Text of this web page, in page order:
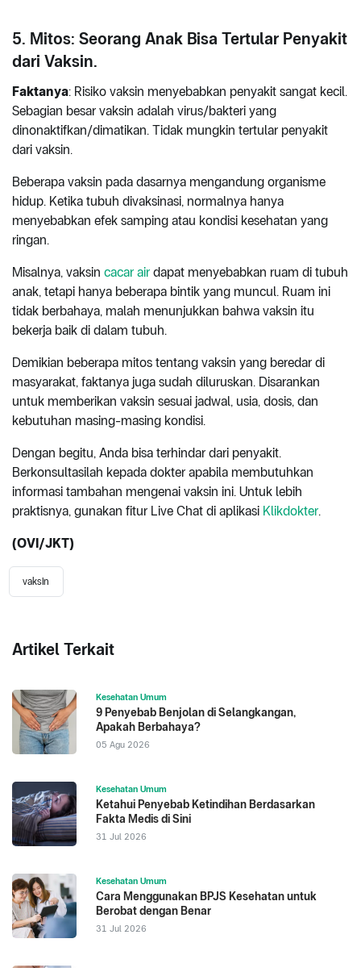
5. Mitos: Seorang Anak Bisa Tertular Penyakit
dari Vaksin.
Faktanya: Risiko vaksin menyebabkan penyakit sangat kecil.
Sebagian besar vaksin adalah virus/bakteri yang
dinonaktifkan/dimatikan. Tidak mungkin tertular penyakit
dari vaksin.
Beberapa vaksin pada dasarnya mengandung organisme
hidup. Ketika tubuh divaksinasi, normalnya hanya
menyebabkan efek samping atau kondisi kesehatan yang
ringan.
Misalnya, vaksin cacar air dapat menyebabkan ruam di tubuh
anak, tetapi hanya beberapa bintik yang muncul. Ruam ini
tidak berbahaya, malah menunjukkan bahwa vaksin itu
bekerja baik di dalam tubuh.
Demikian beberapa mitos tentang vaksin yang beredar di
masyarakat, faktanya juga sudah diluruskan. Disarankan
untuk memberikan vaksin sesuai jadwal, usia, dosis, dan
kebutuhan masing-masing kondisi.
Dengan begitu, Anda bisa terhindar dari penyakit.
Berkonsultasilah kepada dokter apabila membutuhkan
informasi tambahan mengenai vaksin ini. Untuk lebih
praktisnya, gunakan fitur Live Chat di aplikasi Klikdokter.
(OVI/JKT)
vaksin
Artikel Terkait
Kesehatan Umum
9 Penyebab Benjolan di Selangkangan,
Apakah Berbahaya?
05 Agu 2026
Kesehatan Umum
Ketahui Penyebab Ketindihan Berdasarkan
Fakta Medis di Sini
31 Jul 2026
Kesehatan Umum
Cara Menggunakan BPJS Kesehatan untuk
Berobat dengan Benar
31 Jul 2026